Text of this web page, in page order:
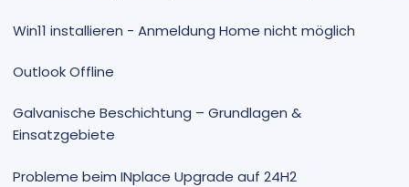
Win11 installieren - Anmeldung Home nicht möglich
Outlook Offline
Galvanische Beschichtung – Grundlagen &
Einsatzgebiete
Probleme beim INplace Upgrade auf 24H2